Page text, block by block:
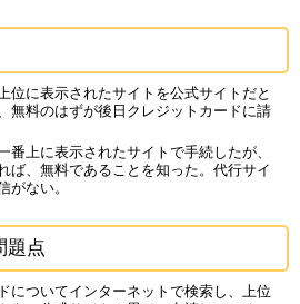
位に表示されたサイトを公式サイトだと
無料のはずが後日クレジットカードに請
番上に表示されたサイトで手続したが、
ば、無料であることを知った。代行サイ
がない。
題点
についてインターネットで検索し、上位